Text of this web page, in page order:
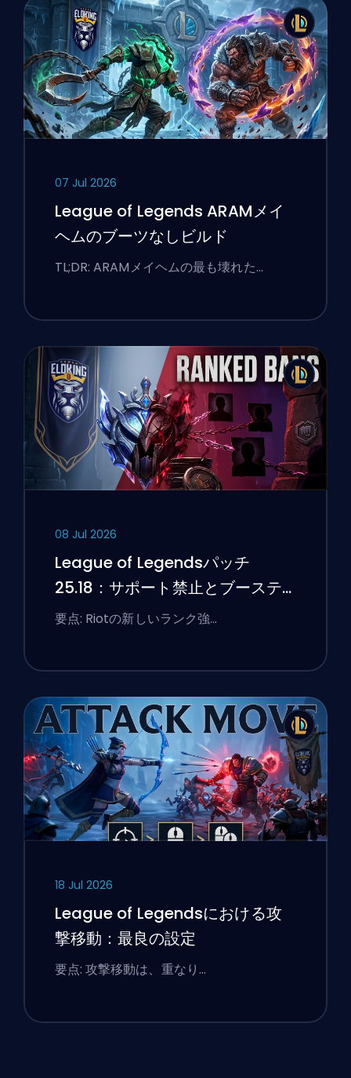
07 Jul 2026
League of Legends ARAMメイ
ヘムのブーツなしビルド
TL;DR: ARAMメイヘムの最も壊れた…
08 Jul 2026
League of Legendsパッチ
25.18：サポート禁止とブーステ
ィングのフラグ
要点: Riotの新しいランク強…
18 Jul 2026
League of Legendsにおける攻
撃移動：最良の設定
要点: 攻撃移動は、重なり…